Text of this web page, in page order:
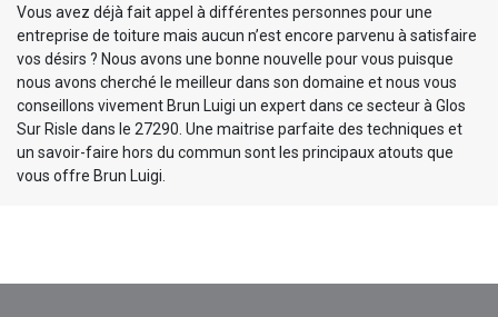
Vous avez déjà fait appel à différentes personnes pour une
entreprise de toiture mais aucun n’est encore parvenu à satisfaire
vos désirs ? Nous avons une bonne nouvelle pour vous puisque
nous avons cherché le meilleur dans son domaine et nous vous
conseillons vivement Brun Luigi un expert dans ce secteur à Glos
Sur Risle dans le 27290. Une maitrise parfaite des techniques et
un savoir-faire hors du commun sont les principaux atouts que
vous offre Brun Luigi.